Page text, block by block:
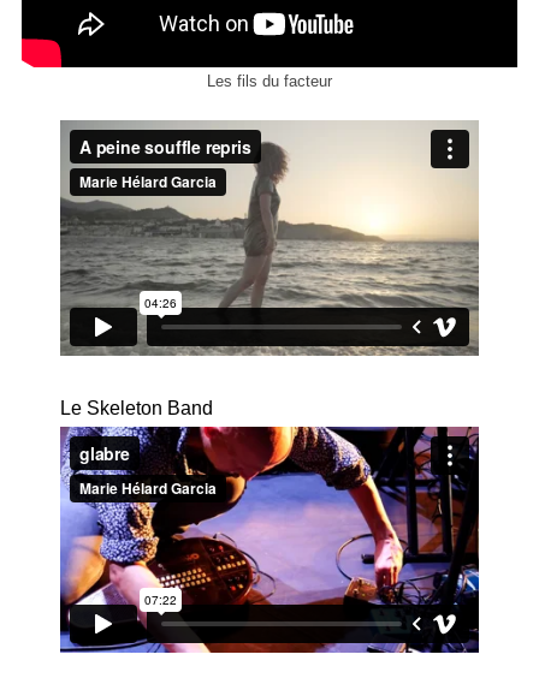
Les fils du facteur
Le Skeleton Band